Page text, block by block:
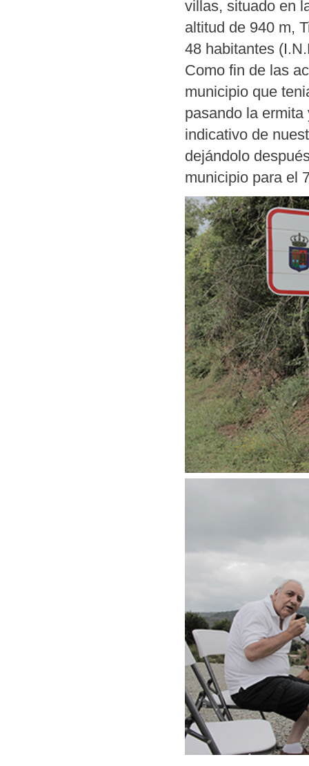
villas, situado en
altitud de 940 m,
48 habitantes
Como fin de las
municipio que
pasando la
indicativo de
dejándolo
municipio para el